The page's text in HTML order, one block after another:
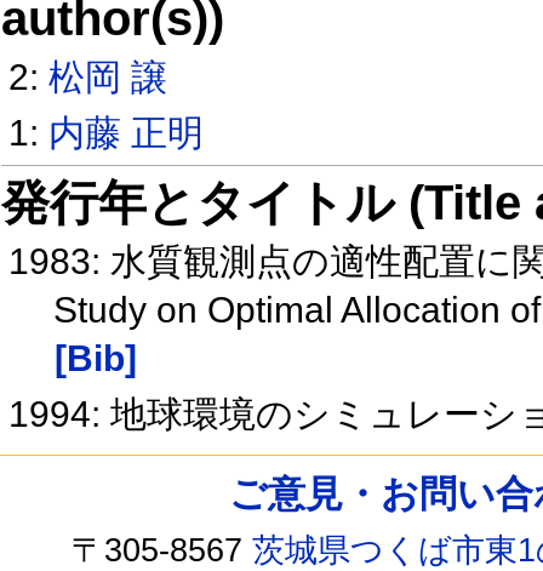
author(s))
2:松岡 譲
1: 内藤 正明
発行年とタイトル
1983: 水質観測点の適性配置に
Study on Optimal Allocation
[Bib]
1994: 地球環境のシミュレーシ
ご意見・お問い
〒305-8567茨城県つくば市東